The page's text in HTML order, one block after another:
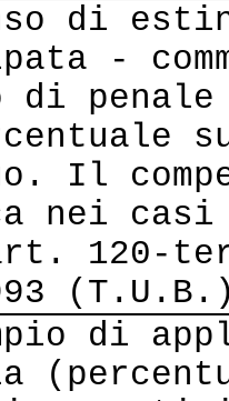
di
-
penale
Il
nei
120-
di